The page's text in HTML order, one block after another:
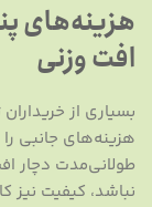
هزینه‌های
افت وزنی
بسیاری از
هزینه‌های جانبی
طولانی‌مدت دچار
نباشد، کیفیت نیز